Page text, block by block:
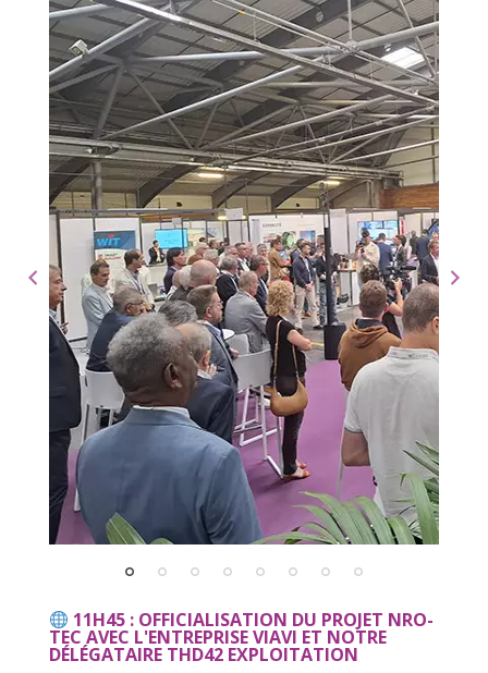
11H45 : OFFICIALISATION DU PROJET NRO-
TEC AVEC L'ENTREPRISE VIAVI ET NOTRE
DÉLÉGATAIRE THD42 EXPLOITATION